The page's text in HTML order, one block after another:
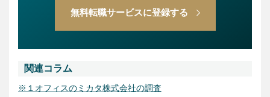
無料転職サービスに登録する
関連コラム
※１オフィスのミカタ株式会社の調査